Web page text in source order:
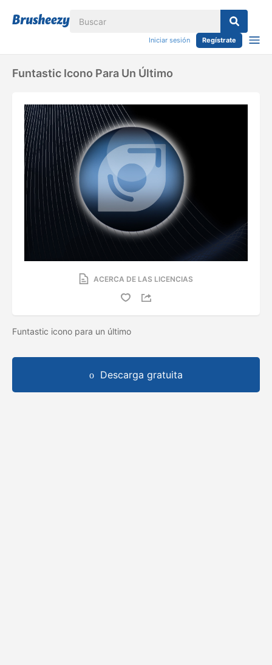
Iniciar sesión Regístrate
Funtastic Icono Para Un Último
ACERCA DE LAS LICENCIAS
Funtastic icono para un último
Descarga gratuita